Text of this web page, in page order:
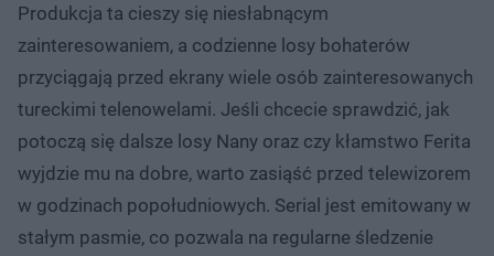
Produkcja ta cieszy się niesłabnącym
zainteresowaniem, a codzienne losy bohaterów
przyciągają przed ekrany wiele osób zainteresowanych
tureckimi telenowelami. Jeśli chcecie sprawdzić, jak
potoczą się dalsze losy Nany oraz czy kłamstwo Ferita
wyjdzie mu na dobre, warto zasiąść przed telewizorem
w godzinach popołudniowych. Serial jest emitowany w
stałym pasmie, co pozwala na regularne śledzenie